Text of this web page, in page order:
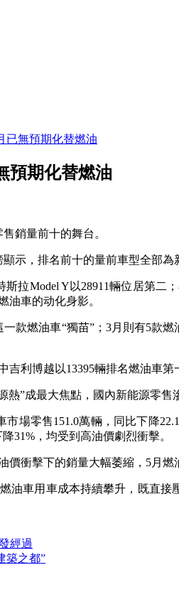
已無預期化替燃油
預期化替燃油
銷量前十的舞台。
示，排名前十的量前車型全部為
斯拉Model Y以28911輛位居第二
油車的动化身影。
一款燃油車“獨苗”；3月則有5款
吉利博越 以13395輛排名燃油車
”成最大焦點，國內新能源零售
場零售151.0萬輛，同比下降
31%，均受到高油價劇烈衝擊。
衝擊下的銷量大幅萎縮，5月燃
油車用車成本持續攀升，既直
經過
築之都”